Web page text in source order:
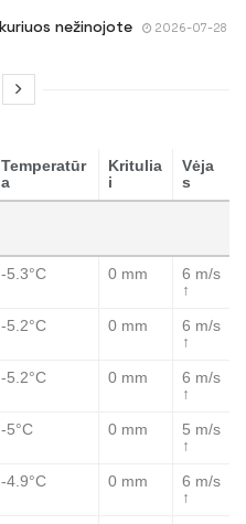
nežinojote 2026-07-28
Temperatūr
a
Kritulia
i
Vėja
s
-5.3°C 0 mm
6 m/s
↑
-5.2°C 0 mm
6 m/s
↑
-5.2°C 0 mm
6 m/s
↑
-5°C 0 mm
5 m/s
↑
-4.9°C 0 mm
6 m/s
↑